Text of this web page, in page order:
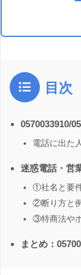
目次
0570033910/
電話に出た
迷惑電話・営
①社名と要
②断り方と
③特商法や
まとめ：